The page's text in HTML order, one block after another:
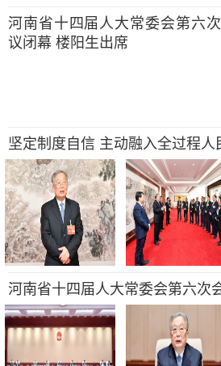
河南省十四届人大常委会第六
议闭幕 楼阳生出席
坚定制度自信 主动融入全过程人
河南省十四届人大常委会第六次